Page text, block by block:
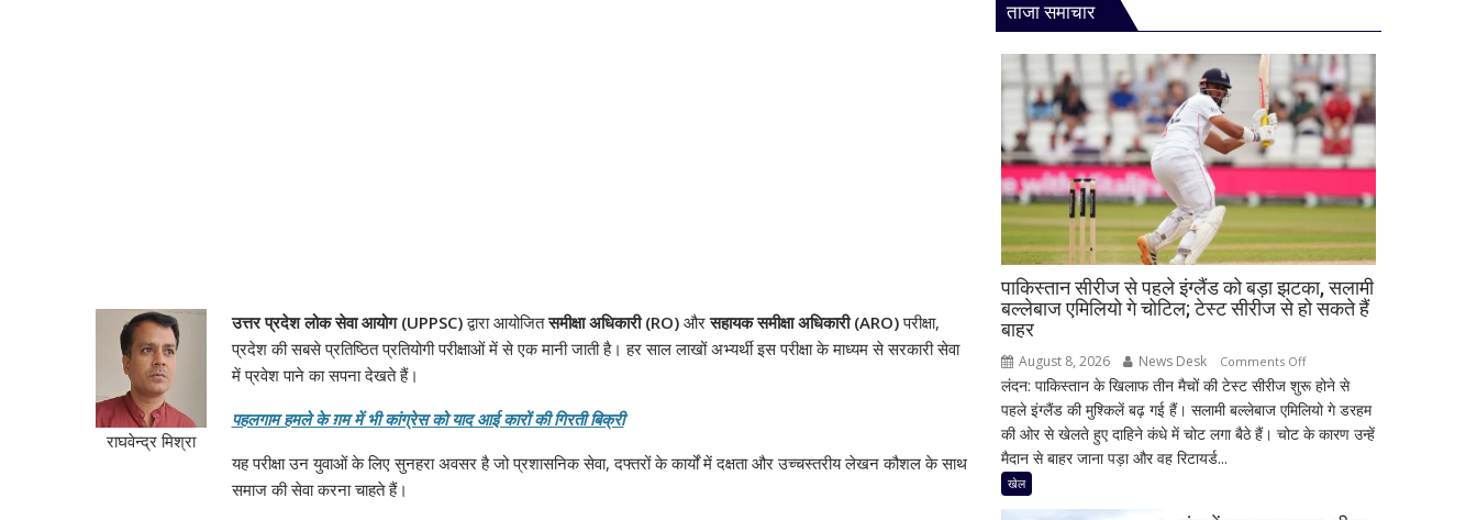
राघवेन्द्र मिश्रा
उत्तर प्रदेश लोक सेवा आयोग (UPPSC)द्वारा आयोजितसमीक्षा अधिकारी (RO)औरसहायक समीक्षा अधिकारी (ARO)परीक्षा,
प्रदेश की सबसे प्रतिष्ठित प्रतियोगी परीक्षाओं में से एक मानी जाती है। हर साल लाखों अभ्यर्थी इस परीक्षा के माध्यम से सरकारी सेवा
में प्रवेश पाने का सपना देखते हैं।
पहलगाम हमले के ग़म में भी कांग्रेस को याद आई कारों की गिरती बिक्री
यह परीक्षा उन युवाओं के लिए सुनहरा अवसर है जो प्रशासनिक सेवा, दफ्तरों के कार्यों में दक्षता और उच्चस्तरीय लेखन कौशल के साथ
समाज की सेवा करना चाहते हैं।
ताजा समाचार
पाकिस्तान सीरीज से पहले इंग्लैंड को बड़ा झटका, सलामी
बल्लेबाज एमिलियो गे चोटिल; टेस्ट सीरीज से हो सकते हैं
बाहर
August 8, 2026 News Desk Comments Offon
पाकिस्तान
सीरीज
से
लंदन: पाकिस्तान के खिलाफ तीन मैचों की टेस्ट सीरीज शुरू होने से
पहले इंग्लैंड की मुश्किलें बढ़ गई हैं। सलामी बल्लेबाज एमिलियो गे डरहम
की ओर से खेलते हुए दाहिने कंधे में चोट लगा बैठे हैं। चोट के कारण उन्हें
मैदान से बाहर जाना पड़ा और वह रिटायर्ड...
खेल